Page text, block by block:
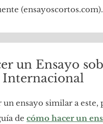
(ensayoscortos.com).
un Ensayo
un ensayo similar a este,
de cómo hacer un